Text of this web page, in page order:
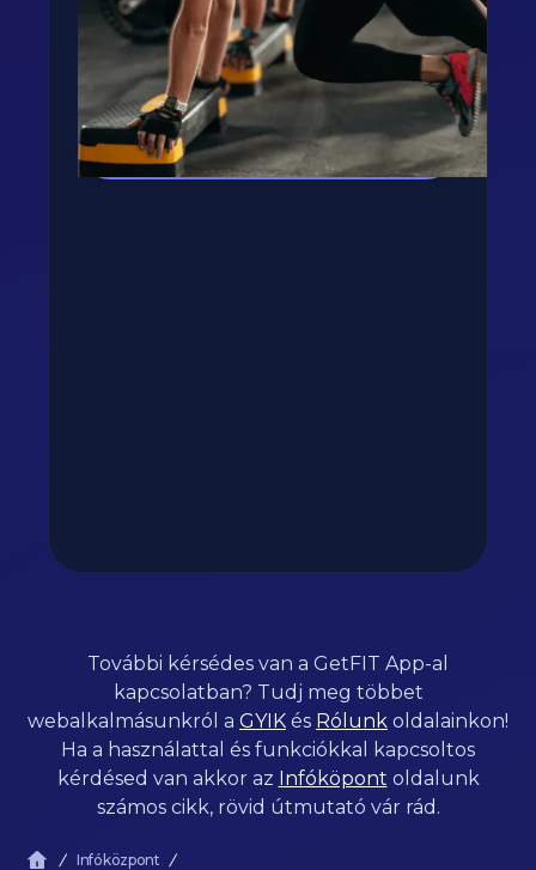
edzés vár rád appunkban - kattints a
gombra, rakjuk össze tervedet!
Kipróbálom az appot! →
További kérsédes van a GetFIT App-al
kapcsolatban? Tudj meg többet
webalkalmásunkról a GYIK és Rólunk oldalainkon!
Ha a használattal és funkciókkal kapcsoltos
kérdésed van akkor az Infóköpont oldalunk
számos cikk, rövid útmutató vár rád.
Infóközpont